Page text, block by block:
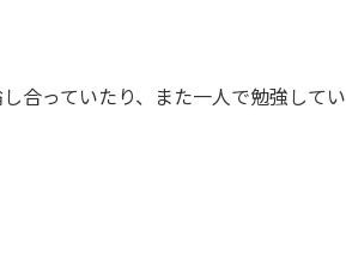
合っていたり、また一人で勉強してい